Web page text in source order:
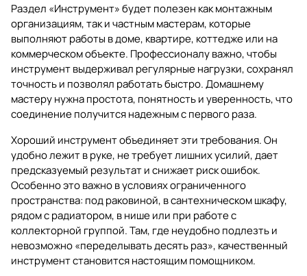
Раздел «Инструмент» будет полезен как монтажным
организациям, так и частным мастерам, которые
выполняют работы в доме, квартире, коттедже или на
коммерческом объекте. Профессионалу важно, чтобы
инструмент выдерживал регулярные нагрузки, сохранял
точность и позволял работать быстро. Домашнему
мастеру нужна простота, понятность и уверенность, что
соединение получится надежным с первого раза.
Хороший инструмент объединяет эти требования. Он
удобно лежит в руке, не требует лишних усилий, дает
предсказуемый результат и снижает риск ошибок.
Особенно это важно в условиях ограниченного
пространства: под раковиной, в сантехническом шкафу,
рядом с радиатором, в нише или при работе с
коллекторной группой. Там, где неудобно подлезть и
невозможно «переделывать десять раз», качественный
инструмент становится настоящим помощником.